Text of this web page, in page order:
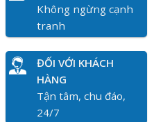
Không ngừng cạnh
tranh
ĐỐI VỚI KHÁCH
HÀNG
Tận tâm, chu đáo,
24/7